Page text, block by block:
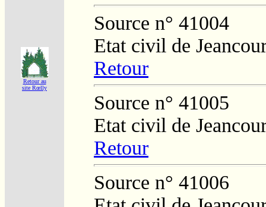
Retour au
site Rœlly
Source n° 41004
Etat civil de
Retour
Source n° 41005
Etat civil de
Retour
Source n° 41006